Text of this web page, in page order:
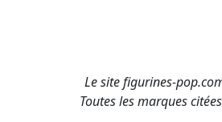
Le site figurines-
Toutes les marques